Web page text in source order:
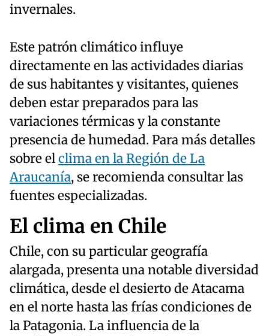
invernales.
Este patrón climático influye
directamente en las actividades diarias
de sus habitantes y visitantes, quienes
deben estar preparados para las
variaciones térmicas y la constante
presencia de humedad. Para más detalles
sobre elclima en la Región de La
Araucanía, se recomienda consultar las
fuentes especializadas.
El clima en Chile
Chile, con su particular geografía
alargada, presenta una notable diversidad
climática, desde el desierto de Atacama
en el norte hasta las frías condiciones de
la Patagonia. La influencia de la